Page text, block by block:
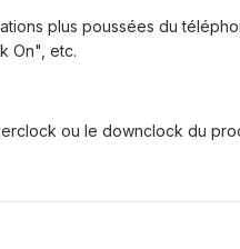
plus poussées du
On", etc.
ou le downclock du